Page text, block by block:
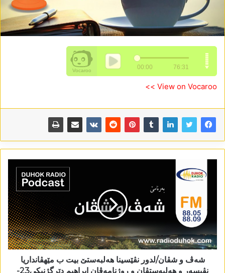
View on Vocaroo >>
شەڤ و شڤان/لدور نڤێسینا ھەلبەستێ بیت ب مێھڤانداریا
نڤیسەر و ھەلبەستڤان و روژنامەڤان ابراھیم دێرگژنیکی23-